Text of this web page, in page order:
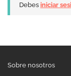
Debes iniciar
Sobre nosotros